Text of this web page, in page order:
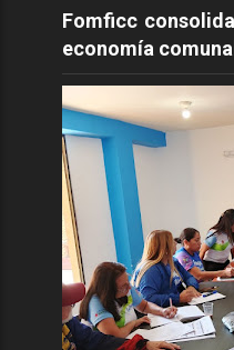
Fomficc
economía